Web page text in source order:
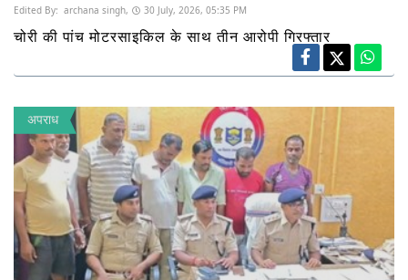
Edited By: archana singh, 30 July, 2026, 05:35 PM
चोरी की पांच मोटरसाइकिल के साथ तीन आरोपी गिरफ्तार
अपराध